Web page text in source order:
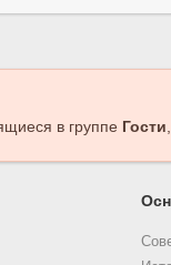
в группе Гости